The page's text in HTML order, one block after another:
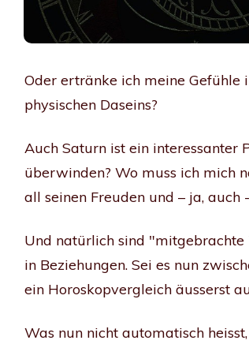
Oder ertränke ich meine Gefühle
physischen Daseins?
Auch Saturn ist ein interessanter
überwinden? Wo muss ich mich
all seinen Freuden und – ja, auch
Und natürlich sind "mitgebrachte
in Beziehungen. Sei es nun
ein Horoskopvergleich äusserst
Was nun nicht automatisch